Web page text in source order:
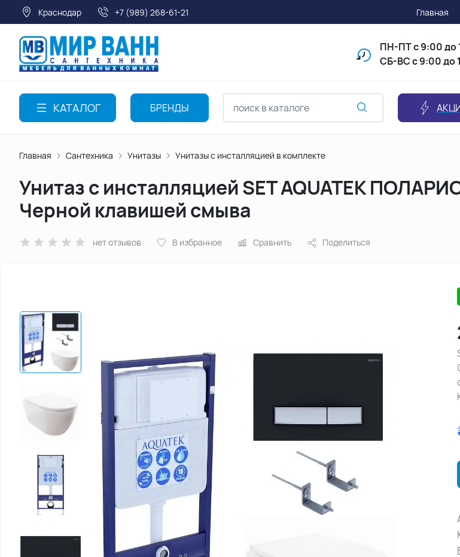
Краснодар +7 (989) 268-61-21 Главная
ПН-ПТс 9:00 до
СБ-ВС с 9:00 до
КАТАЛОГ БРЕНДЫ
Главная Сантехника Унитазы Унитазы с инсталляцией в комплекте
Унитаз с инсталляцией SET AQUATEK
Черной клавишей смыва
нет отзывов В избранное Сравнить Поделиться